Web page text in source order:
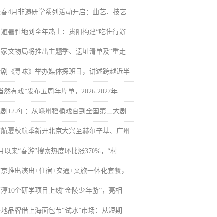
4月非遗研学系列活动开启：曲艺、技艺
暑胜地到全年热土：贵阳构建“吃住行游
文物局将推出主题季、遗址清单及“重走
《寻味》举办媒体探班日，讲述跨越近半
然有戏”发布五周年片单，2026-2027年
120年：从嵊州稻桶戏台到全国第二大剧
夏秋航季新开北京大兴至赫尔辛基、广州
以来“春游”搜索热度环比涨370%，“村
推出演出+住宿+交通+文旅一体化套餐，
10个研学项目上线“金陵少年游”，亮相
品牌借上海面包节“试水”市场：从短期